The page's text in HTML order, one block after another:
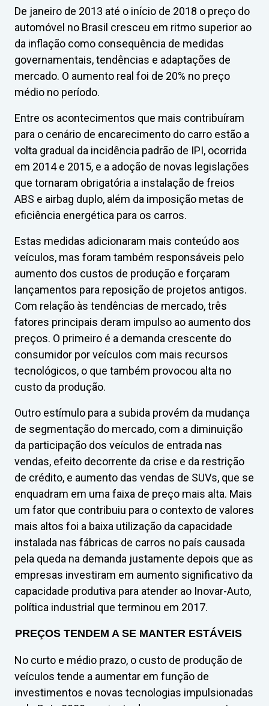
De janeiro de 2013 até o início de 2018 o preço do
automóvel no Brasil cresceu em ritmo superior ao
da inflação como consequência de medidas
governamentais, tendências e adaptações de
mercado. O aumento real foi de 20% no preço
médio no período.
Entre os acontecimentos que mais contribuíram
para o cenário de encarecimento do carro estão a
volta gradual da incidência padrão de IPI, ocorrida
em 2014 e 2015, e a adoção de novas legislações
que tornaram obrigatória a instalação de freios
ABS e airbag duplo, além da imposição metas de
eficiência energética para os carros.
Estas medidas adicionaram mais conteúdo aos
veículos, mas foram também responsáveis pelo
aumento dos custos de produção e forçaram
lançamentos para reposição de projetos antigos.
Com relação às tendências de mercado, três
fatores principais deram impulso ao aumento dos
preços. O primeiro é a demanda crescente do
consumidor por veículos com mais recursos
tecnológicos, o que também provocou alta no
custo da produção.
Outro estímulo para a subida provém da mudança
de segmentação do mercado, com a diminuição
da participação dos veículos de entrada nas
vendas, efeito decorrente da crise e da restrição
de crédito, e aumento das vendas de SUVs, que se
enquadram em uma faixa de preço mais alta. Mais
um fator que contribuiu para o contexto de valores
mais altos foi a baixa utilização da capacidade
instalada nas fábricas de carros no país causada
pela queda na demanda justamente depois que as
empresas investiram em aumento significativo da
capacidade produtiva para atender ao Inovar-Auto,
política industrial que terminou em 2017.
PREÇOS TENDEM A SE MANTER ESTÁVEIS
No curto e médio prazo, o custo de produção de
veículos tende a aumentar em função de
investimentos e novas tecnologias impulsionadas